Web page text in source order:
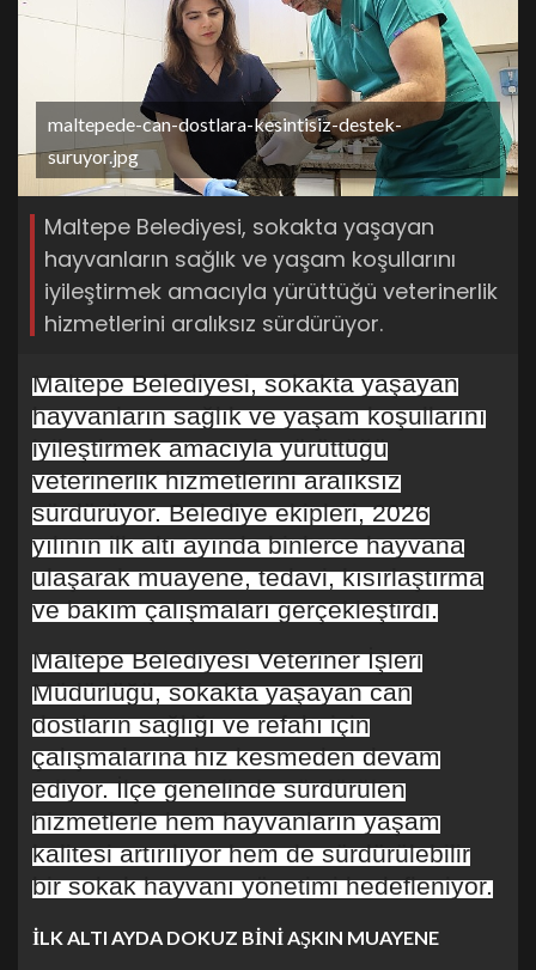
maltepede-can-dostlara-kesintisiz-destek-
suruyor.jpg
Maltepe Belediyesi, sokakta yaşayan
hayvanların sağlık ve yaşam koşullarını
iyileştirmek amacıyla yürüttüğü veterinerlik
hizmetlerini aralıksız sürdürüyor.
Maltepe Belediyesi, sokakta yaşayan
hayvanların sağlık ve yaşam koşullarını
iyileştirmek amacıyla yürüttüğü
veterinerlik hizmetlerini aralıksız
sürdürüyor. Belediye ekipleri, 2026
yılının ilk altı ayında binlerce hayvana
ulaşarak muayene, tedavi, kısırlaştırma
ve bakım çalışmaları gerçekleştirdi.
Maltepe Belediyesi Veteriner İşleri
Müdürlüğü, sokakta yaşayan can
dostların sağlığı ve refahı için
çalışmalarına hız kesmeden devam
ediyor. İlçe genelinde sürdürülen
hizmetlerle hem hayvanların yaşam
kalitesi artırılıyor hem de sürdürülebilir
bir sokak hayvanı yönetimi hedefleniyor.
İLK ALTI AYDA DOKUZ BİNİ AŞKIN MUAYENE